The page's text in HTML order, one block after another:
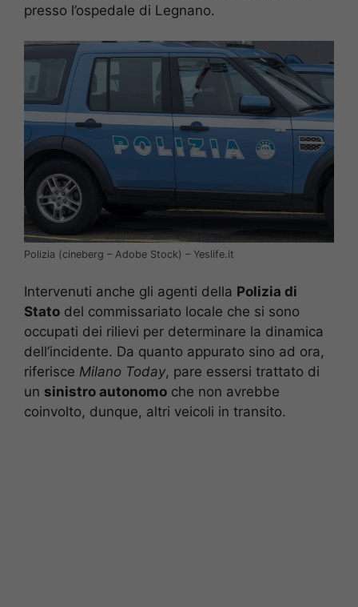
presso l’ospedale di Legnano.
Polizia (cineberg – Adobe Stock) – Yeslife.it
Intervenuti anche gli agenti della Polizia di
Stato del commissariato locale che si sono
occupati dei rilievi per determinare la dinamica
dell’incidente. Da quanto appurato sino ad ora,
riferisce Milano Today, pare essersi trattato di
un sinistro autonomo che non avrebbe
coinvolto, dunque, altri veicoli in transito.